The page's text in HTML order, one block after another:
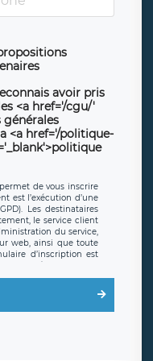
avoir pris
<a href='/cgu/'
<a href='/politique-
de vous inscrire
est l’exécution d’une
Les destinataires
le service client
du service,
web, ainsi que toute
d’inscription est
au RGPD. Les
que vous pouvez
et retirer votre